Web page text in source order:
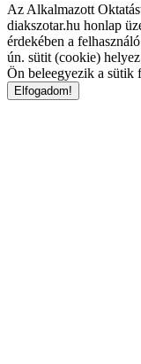
Az Alkalmazott
diakszotar.hu honlap
érdekében a
ún. sütit (cookie)
Ön beleegyezik a sütik
Elfogadom!